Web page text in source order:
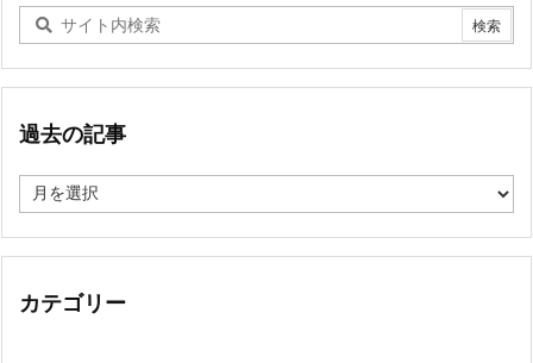
過去の記事
去
記
カテゴリー